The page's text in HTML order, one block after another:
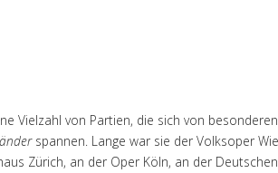
Vielzahl von Partien, die sich von
spannen. Lange war sie der Volksoper
Zürich, an der Oper Köln, an der